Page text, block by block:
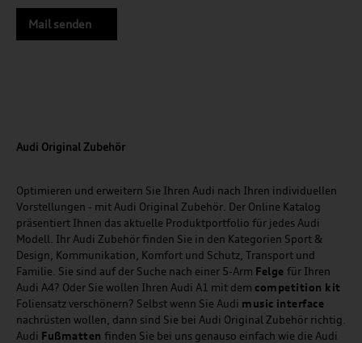
Mail senden
Audi Original Zubehör
Optimieren und erweitern Sie Ihren Audi nach Ihren individuellen
Vorstellungen - mit Audi Original Zubehör. Der Online Katalog
präsentiert Ihnen das aktuelle Produktportfolio für jedes Audi
Modell. Ihr Audi Zubehör finden Sie in den Kategorien Sport &
Design, Kommunikation, Komfort und Schutz, Transport und
Familie. Sie sind auf der Suche nach einer 5-Arm Felge für Ihren
Audi A4? Oder Sie wollen Ihren Audi A1 mit dem competition kit
Foliensatz verschönern? Selbst wenn Sie Audi music interface
nachrüsten wollen, dann sind Sie bei Audi Original Zubehör richtig.
Audi Fußmatten finden Sie bei uns genauso einfach wie die Audi